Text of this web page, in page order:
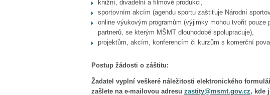
knižní, divadelní a filmové produkci,
sportovním akcím (agendu sportu zaštiťuje Národní
online výukovým programům (výjimky mohou tvořit
partnerů, se kterým MŠMT dlouhodobě spolupracuje),
projektům, akcím, konferencím či kurzům s komerční
Postup žádosti o záštitu:
Žadatel vyplní veškeré náležitosti elektronického
zašlete na e-mailovou adresu zastity@msmt.gov.cz, kde